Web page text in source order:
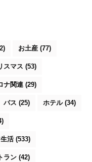
お土産 (77)
スマス (53)
ナ関連 (29)
バス (25) ホテル(34)
活(533)
ラン (42)